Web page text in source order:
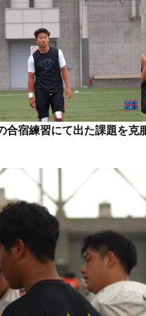
合宿練習にて出た課題を